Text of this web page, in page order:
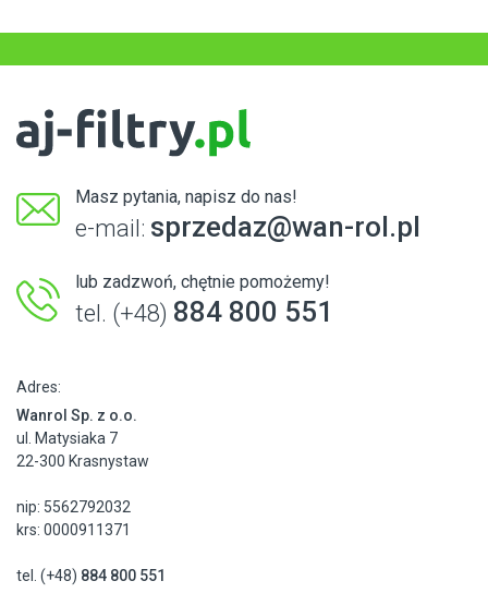
Masz pytania, napisz do nas!
e-mail: sprzedaz@wan-rol.pl
lub zadzwoń, chętnie pomożemy!
tel. (+48) 884 800 551
Adres:
Wanrol Sp. z o.o.
ul. Matysiaka 7
22-300 Krasnystaw
nip: 5562792032
krs: 0000911371
tel. (+48) 884 800 551